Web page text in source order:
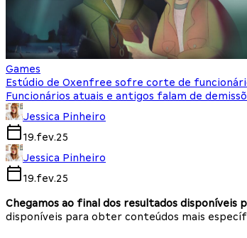
Games
Estúdio de Oxenfree sofre corte de
Funcionários atuais e antigos falam de
Jessica Pinheiro
19.fev.25
Jessica Pinheiro
19.fev.25
Chegamos ao final dos resultados disponíveis
disponíveis para obter conteúdos mais